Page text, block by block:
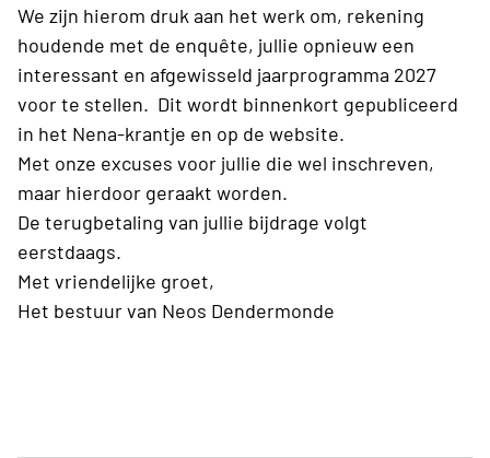
We zijn hierom druk aan het werk om, rekening
houdende met de enquête, jullie opnieuw een
interessant en afgewisseld jaarprogramma 2027
voor te stellen. Dit wordt binnenkort gepubliceerd
in het Nena-krantje en op de website.
Met onze excuses voor jullie die wel inschreven,
maar hierdoor geraakt worden.
De terugbetaling van jullie bijdrage volgt
eerstdaags.
Met vriendelijke groet,
Het bestuur van Neos Dendermonde